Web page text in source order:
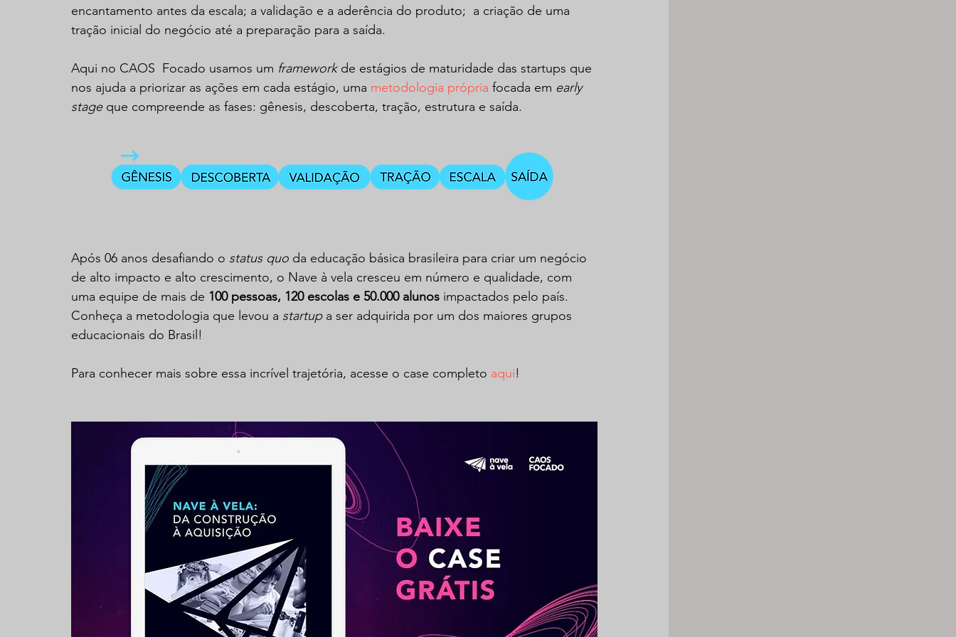
encantamento antes da escala; a validação e a aderência do produto;  a criação de uma
tração inicial do negócio até a preparação para a saída.
Aqui no CAOS  Focado usamos um framework de estágios de maturidade das startups que
nos ajuda a priorizar as ações em cada estágio, uma metodologia própria focada em early
stage que compreende as fases: gênesis, descoberta, tração, estrutura e saída.
Após 06 anos desafiando o status quo da educação básica brasileira para criar um negócio
de alto impacto e alto crescimento, o Nave à vela cresceu em número e qualidade, com
uma equipe de mais de 100 pessoas, 120 escolas e 50.000 alunos impactados pelo país.
Conheça a metodologia que levou a startup a ser adquirida por um dos maiores grupos
educacionais do Brasil!
Para conhecer mais sobre essa incrível trajetória, acesse o case completo aqui!